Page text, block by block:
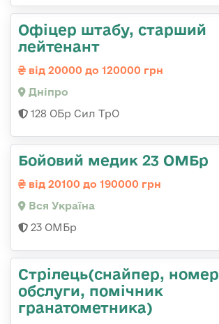
Офіцер штабу, старший
лейтенант
від 20000 до 120000 грн
Дніпро
128 ОБр Сил ТрО
Бойовий медик 23 ОМБр
від 20100 до 190000 грн
Вся Україна
23 ОМБр
Стрілець(снайпер, номер
обслуги, помічник
гранатометника)